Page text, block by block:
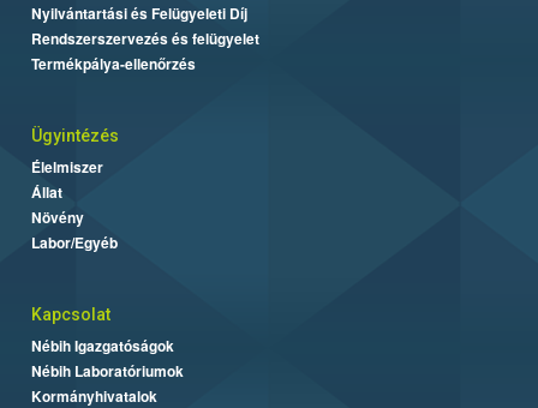
Nyilvántartási és Felügyeleti Díj
Rendszerszervezés és felügyelet
Termékpálya-ellenőrzés
Ügyintézés
Élelmiszer
Állat
Növény
Labor/Egyéb
Kapcsolat
Nébih Igazgatóságok
Nébih Laboratóriumok
Kormányhivatalok